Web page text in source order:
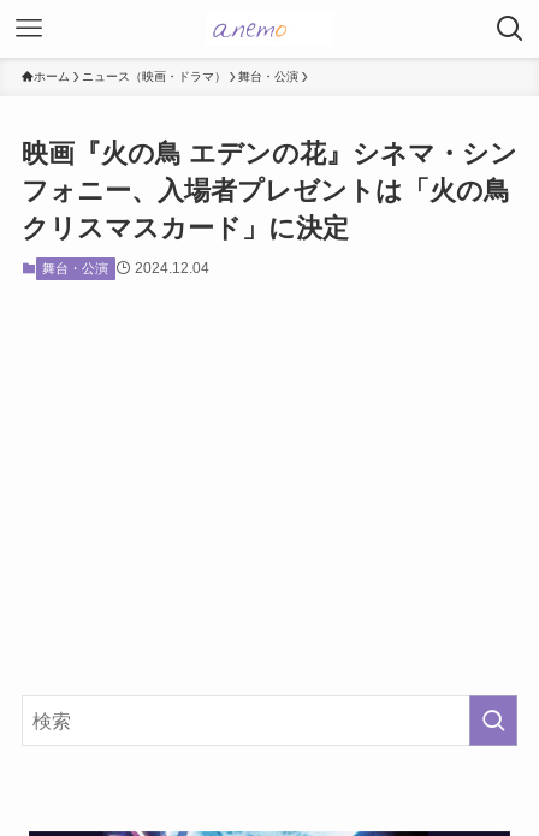
ホーム ニュース（映画・ドラマ） 舞台・公演
映画『火の鳥 エデンの花』シネマ・シン
フォニー、入場者プレゼントは「火の鳥
クリスマスカード」に決定
舞台・公演 2024.12.04